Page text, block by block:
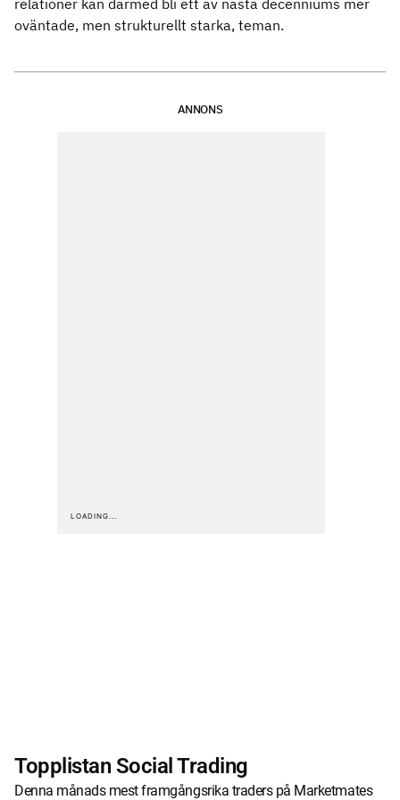
relationer kan därmed bli ett av nästa decenniums mer
oväntade, men strukturellt starka, teman.
ANNONS
Topplistan Social Trading
Denna månads mest framgångsrika traders på Marketmates